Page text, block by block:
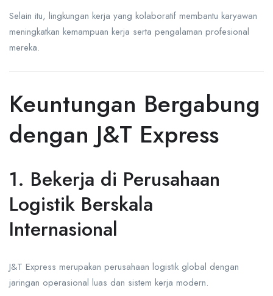
Selain itu, lingkungan kerja yang kolaboratif membantu karyawan
meningkatkan kemampuan kerja serta pengalaman profesional
mereka.
Keuntungan Bergabung
dengan J&T Express
1. Bekerja di Perusahaan
Logistik Berskala
Internasional
J&T Express merupakan perusahaan logistik global dengan
jaringan operasional luas dan sistem kerja modern.